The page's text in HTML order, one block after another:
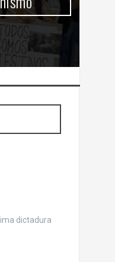
dictadura